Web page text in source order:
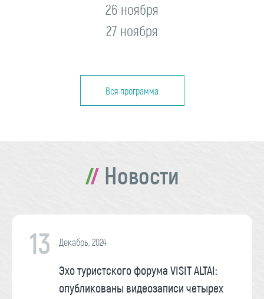
26 ноября
27 ноября
Вся программа
Новости
13 Декабрь, 2024
Эхо туристского форума VISIT ALTAI:
опубликованы видеозаписи четырех